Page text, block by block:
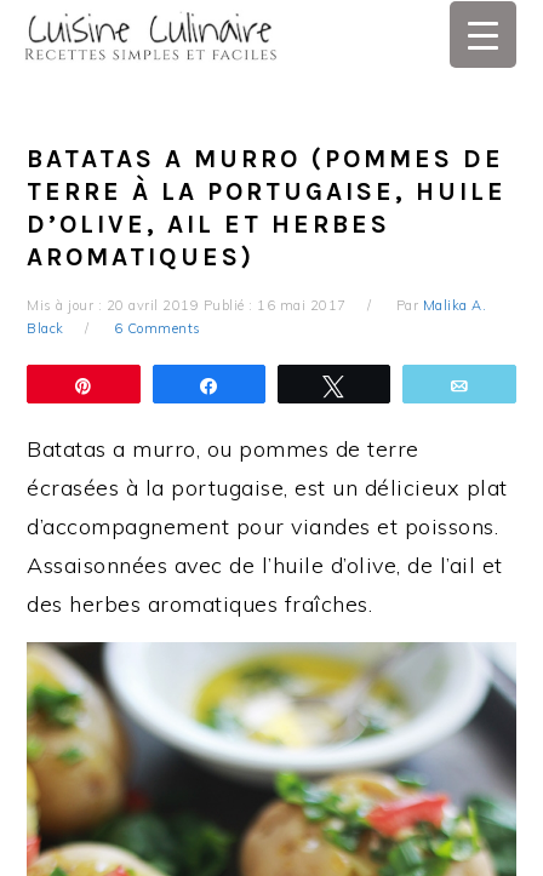
Skip
Skip
Skip
Skip
BATATAS A MURRO (POMMES DE
TERRE À LA PORTUGAISE, HUILE
D’OLIVE, AIL ET HERBES
AROMATIQUES)
Mis à jour : 20 avril 2019 Publié : 16 mai 2017 Par Malika A.
Black
6 Comments
Batatas a murro, ou pommes de terre
écrasées à la portugaise, est un délicieux plat
d’accompagnement pour viandes et poissons.
Assaisonnées avec de l’huile d’olive, de l’ail et
des herbes aromatiques fraîches.